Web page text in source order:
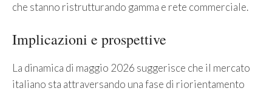
che stanno ristrutturando gamma e rete commerciale.
Implicazioni e prospettive
La dinamica di maggio 2026 suggerisce che il mercato
italiano sta attraversando una fase di riorientamento